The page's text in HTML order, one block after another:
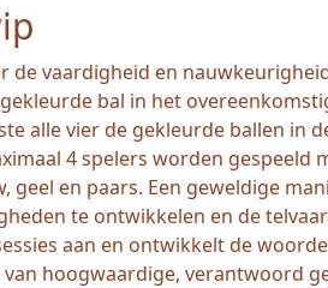
de vaardigheid en
bal in het
alle vier de gekleurde ballen in
4 spelers worden gespeeld
geel en paars. Een geweldige
te ontwikkelen en de
aan en ontwikkelt de
van hoogwaardige, verantwoord